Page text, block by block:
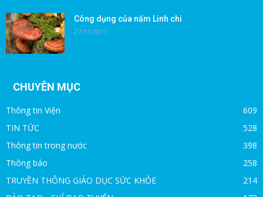
Công dụng của nấm Linh chi
27/11/2017
CHUYÊN MỤC
Thông tin Viện
609
TIN TỨC
528
Thông tin trong nước
398
Thông báo
258
TRUYỀN THÔNG GIÁO DỤC SỨC KHỎE
214